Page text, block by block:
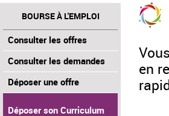
BOURSE À L'EMPLOI
Consulter les offres
Consulter les demandes
Déposer une offre
Déposer son Curriculum
en